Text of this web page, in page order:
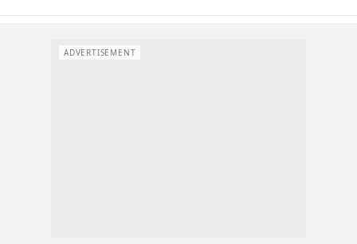
ADVERTISEMENT